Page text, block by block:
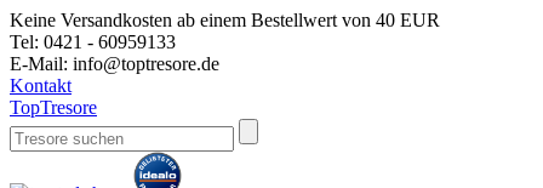
Keine Versandkosten ab einem Bestellwert von 40 EUR
Tel: 0421 - 60959133
E-Mail: info@toptresore.de
Kontakt
TopTresore